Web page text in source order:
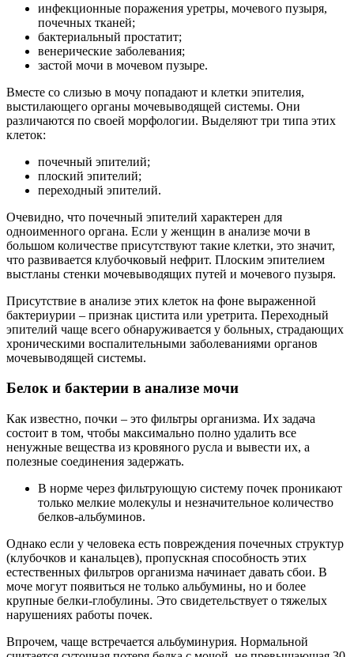
инфекционные поражения уретры, мочевого пузыря,
почечных тканей;
бактериальный простатит;
венерические заболевания;
застой мочи в мочевом пузыре.
Вместе со слизью в мочу попадают и клетки эпителия,
выстилающего органы мочевыводящей системы. Они
различаются по своей морфологии. Выделяют три типа этих
клеток:
почечный эпителий;
плоский эпителий;
переходный эпителий.
Очевидно, что почечный эпителий характерен для
одноименного органа. Если у женщин в анализе мочи в
большом количестве присутствуют такие клетки, это значит,
что развивается клубочковый нефрит. Плоским эпителием
выстланы стенки мочевыводящих путей и мочевого пузыря.
Присутствие в анализе этих клеток на фоне выраженной
бактериурии – признак цистита или уретрита. Переходный
эпителий чаще всего обнаруживается у больных, страдающих
хроническими воспалительными заболеваниями органов
мочевыводящей системы.
Белок и бактерии в анализе мочи
Как известно, почки – это фильтры организма. Их задача
состоит в том, чтобы максимально полно удалить все
ненужные вещества из кровяного русла и вывести их, а
полезные соединения задержать.
В норме через фильтрующую систему почек проникают
только мелкие молекулы и незначительное количество
белков-альбуминов.
Однако если у человека есть повреждения почечных структур
(клубочков и канальцев), пропускная способность этих
естественных фильтров организма начинает давать сбои. В
моче могут появиться не только альбумины, но и более
крупные белки-глобулины. Это свидетельствует о тяжелых
нарушениях работы почек.
Впрочем, чаще встречается альбуминурия. Нормальной